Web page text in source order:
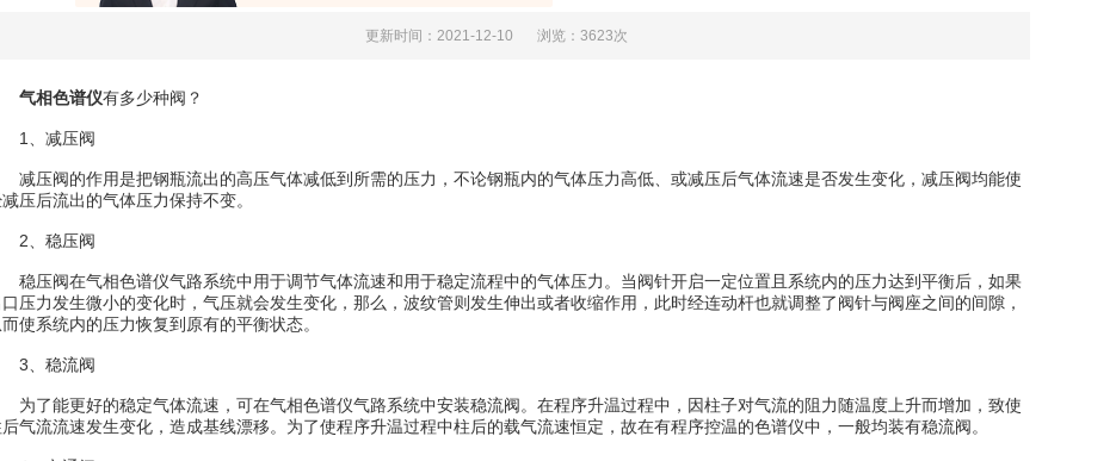
更新时间：2021-12-10 浏览：3623次
气相色谱仪有多少种阀？
、减压阀
压阀的作用是把钢瓶流出的高压气体减低到所需的压力，不论钢瓶内的气体压力高低、或减压后气体流速是否发生变化，减压阀均能使
压后流出的气体压力保持不变。
、稳压阀
压阀在气相色谱仪气路系统中用于调节气体流速和用于稳定流程中的气体压力。当阀针开启一定位置且系统内的压力达到平衡后，如果
口压力发生微小的变化时，气压就会发生变化，那么，波纹管则发生伸出或者收缩作用，此时经连动杆也就调整了阀针与阀座之间的间隙，
而使系统内的压力恢复到原有的平衡状态。
、稳流阀
了能更好的稳定气体流速，可在气相色谱仪气路系统中安装稳流阀。在程序升温过程中，因柱子对气流的阻力随温度上升而增加，致使
气流流速发生变化，造成基线漂移。为了使程序升温过程中柱后的载气流速恒定，故在有程序控温的色谱仪中，一般均装有稳流阀。